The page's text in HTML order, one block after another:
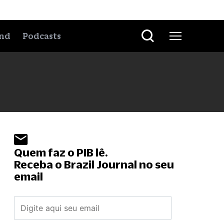
Podcasts
Quem faz o PIB lê.
Receba o Brazil Journal no seu
email